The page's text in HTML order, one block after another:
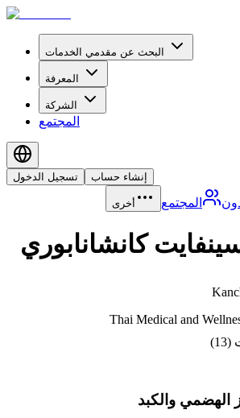
البحث عن مقدمي الخدمات
المعرفة
الشركة
المجتمع
تسجيل الدخول إنشاء حساب
المجتمع أخرى
كانشانابوري
Thai Medical and
(
13
)
الهضمي والكبد